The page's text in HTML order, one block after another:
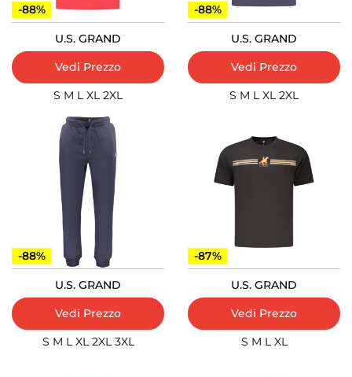
-88%
U.S. GRAND
Vedi Prezzo
S M L XL 2XL
-88%
U.S. GRAND
Vedi Prezzo
S M L XL 2XL
-88%
U.S. GRAND
Vedi Prezzo
S M L XL 2XL 3XL
-87%
U.S. GRAND
Vedi Prezzo
S M L XL